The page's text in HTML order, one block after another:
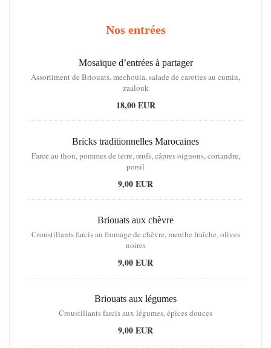
Nos entrées
Mosaïque d’entrées à partager
Assortiment de Briouats, mechouia, salade de carottes au cumin,
zaalouk
18,00 EUR
Bricks traditionnelles Marocaines
Farce au thon, pommes de terre, œufs, câpres oignons, coriandre,
persil
9,00 EUR
Briouats aux chèvre
Croustillants farcis au fromage de chèvre, menthe fraîche, olives
noires
9,00 EUR
Briouats aux légumes
Croustillants farcis aux légumes, épices douces
9,00 EUR